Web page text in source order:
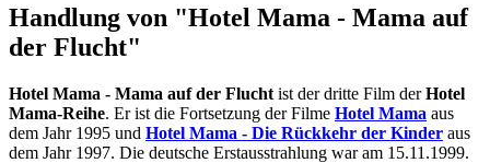
Handlung von "Hotel Mama - Mama auf
der Flucht"
Hotel Mama - Mama auf der Flucht ist der dritte Film derHotel
Mama-Reihe. Er ist die Fortsetzung der Filme Hotel Mama aus
dem Jahr 1995 und Hotel Mama - Die Rückkehr der Kinder aus
dem Jahr 1997. Die deutsche Erstausstrahlung war am 15.11.1999.